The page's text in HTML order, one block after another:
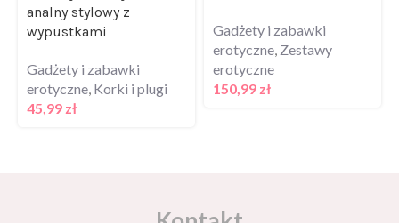
wypustkami
erotyczne ,Korki i plugi
45,99zł
erotyczne ,Zestawy
erotyczne
150,99zł